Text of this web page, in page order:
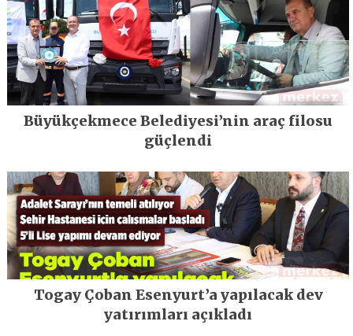
Büyükçekmece Belediyesi’nin araç filosu
güçlendi
Togay Çoban Esenyurt’a yapılacak dev
yatırımları açıkladı